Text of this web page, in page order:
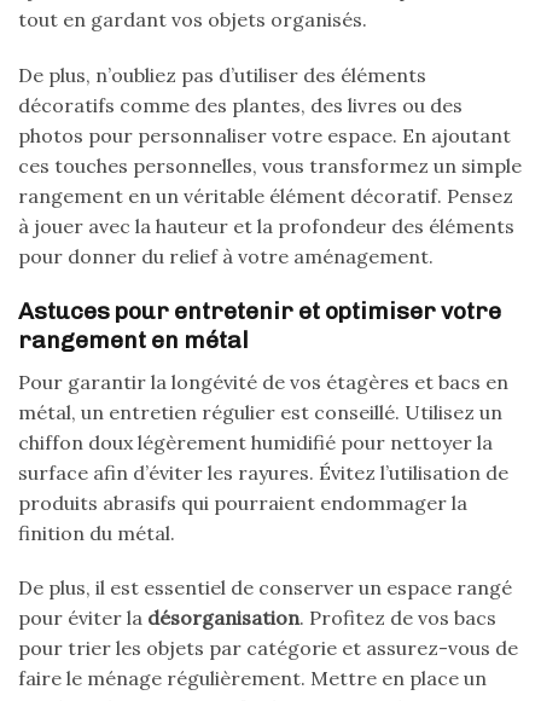
tout en gardant vos objets organisés.
De plus, n’oubliez pas d’utiliser des éléments
décoratifs comme des plantes, des livres ou des
photos pour personnaliser votre espace. En ajoutant
ces touches personnelles, vous transformez un simple
rangement en un véritable élément décoratif. Pensez
à jouer avec la hauteur et la profondeur des éléments
pour donner du relief à votre aménagement.
Astuces pour entretenir et optimiser votre
rangement en métal
Pour garantir la longévité de vos étagères et bacs en
métal, un entretien régulier est conseillé. Utilisez un
chiffon doux légèrement humidifié pour nettoyer la
surface afin d’éviter les rayures. Évitez l’utilisation de
produits abrasifs qui pourraient endommager la
finition du métal.
De plus, il est essentiel de conserver un espace rangé
pour éviter la désorganisation. Profitez de vos bacs
pour trier les objets par catégorie et assurez-vous de
faire le ménage régulièrement. Mettre en place un